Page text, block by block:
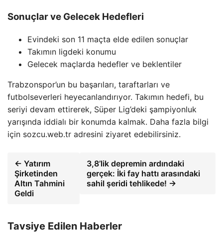
Sonuçlar ve Gelecek Hedefleri
Evindeki son 11 maçta elde edilen sonuçlar
Takımın ligdeki konumu
Gelecek maçlarda hedefler ve beklentiler
Trabzonspor’un bu başarıları, taraftarları ve
futbolseverleri heyecanlandırıyor. Takımın hedefi, bu
seriyi devam ettirerek, Süper Lig’deki şampiyonluk
yarışında iddialı bir konumda kalmak. Daha fazla bilgi
için sozcu.web.tr adresini ziyaret edebilirsiniz.
← Yatırım
Şirketinden
Altın Tahmini
Geldi
3,8’lik depremin ardındaki
gerçek: İki fay hattı arasındaki
sahil şeridi tehlikede! →
Tavsiye Edilen Haberler